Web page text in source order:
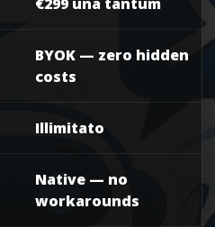
BYOK — zero hidden
costs
Illimitato
Native — no
workarounds